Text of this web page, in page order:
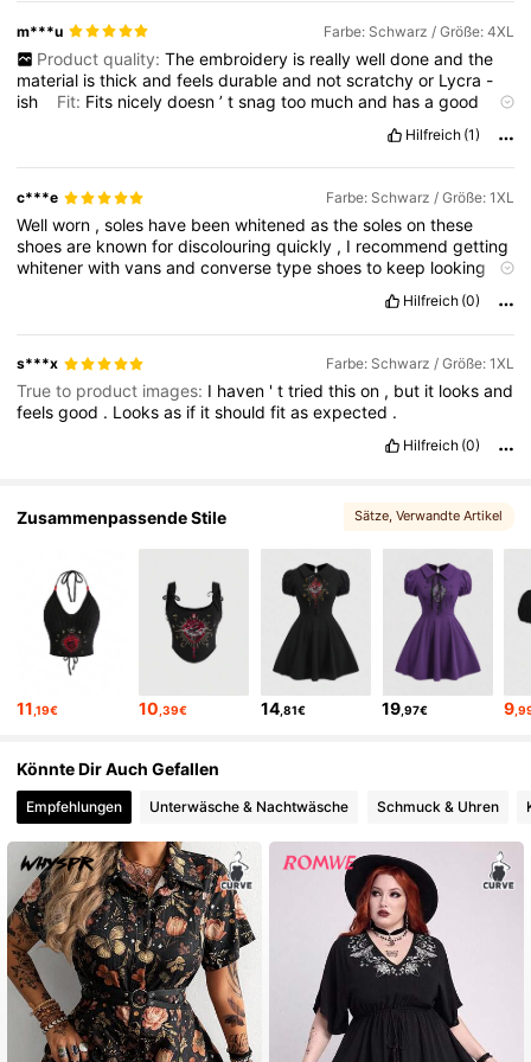
4,86 4.1M Follower
m***u Farbe: Schwarz / Größe: 4XL
Product quality: The embroidery is really well done and the
material isthickandfeelsdurableand notscratchyor Lycra -
ish
Fit: Fits nicelydoesn’tsnagtoo muchand hasagood
image,notaspuffy
butthat’stobeexpected Smell description:Slightplastic
but it goes
Hilfreich (1)
c***e Farbe: Schwarz / Größe: 1XL
Wellworn ,soles have beenwhitenedasthesolesonthese
shoesare knownfordiscolouringquickly , I recommendgetting
whitenerwithvansandconversetypeshoesto keep looking
Hilfreich (0)
s***x Farbe: Schwarz / Größe: 1XL
True to product images: I haven 'ttriedthison , but it looksand
feelsgood . Looksas if itshouldfitasexpected .
Hilfreich (0)
Zusammenpassende Stile Sätze, Verwandte Artikel
11 ,19€ 10 ,39€ 14,81€ 19 ,97€ 9
Könnte Dir Auch Gefallen
Empfehlungen Unterwäsche & Nachtwäsche Schmuck & Uhren